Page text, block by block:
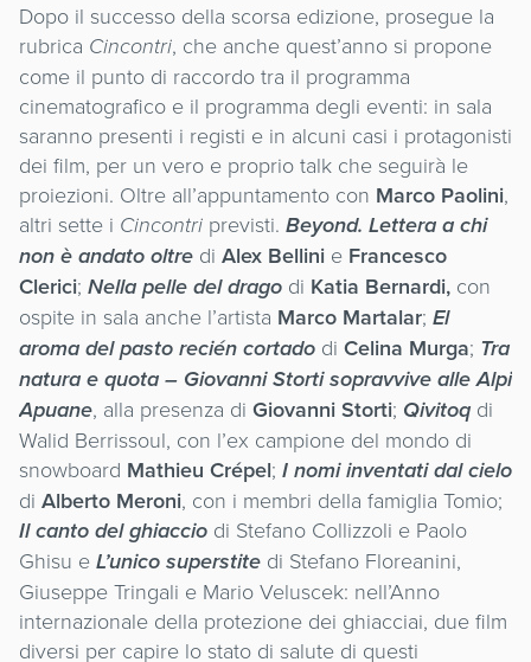
Dopo il successo della scorsa edizione, prosegue la
rubrica Cincontri, che anche quest’anno si propone
come il punto di raccordo tra il programma
cinematografico e il programma degli eventi: in sala
saranno presenti i registi e in alcuni casi i protagonisti
dei film, per un vero e proprio talk che seguirà le
proiezioni. Oltre all’appuntamento con Marco Paolini,
altri sette i Cincontri previsti. Beyond. Lettera a chi
non è andato oltre di Alex Bellini e Francesco
Clerici; Nella pelle del drago di Katia Bernardi, con
ospite in sala anche l’artista Marco Martalar; El
aroma del pasto recién cortado di Celina Murga; Tra
natura e quota – Giovanni Storti sopravvive alle Alpi
Apuane, alla presenza di Giovanni Storti; Qivitoq di
Walid Berrissoul, con l’ex campione del mondo di
snowboard Mathieu Crépel; I nomi inventati dal cielo
di Alberto Meroni, con i membri della famiglia Tomio;
Il canto del ghiaccio di Stefano Collizzoli e Paolo
Ghisu e L’unico superstite di Stefano Floreanini,
Giuseppe Tringali e Mario Veluscek: nell’Anno
internazionale della protezione dei ghiacciai, due film
diversi per capire lo stato di salute di questi